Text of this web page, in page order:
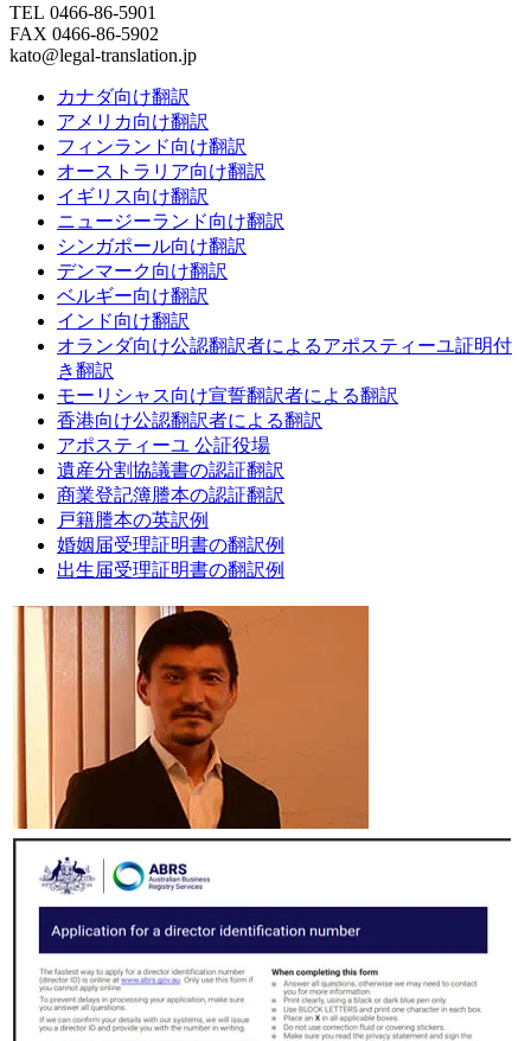
TEL 0466-86-5901
FAX 0466-86-5902
kato@legal-translation.jp
カナダ向け翻訳
アメリカ向け翻訳
フィンランド向け翻訳
オーストラリア向け翻訳
イギリス向け翻訳
ニュージーランド向け翻訳
シンガポール向け翻訳
デンマーク向け翻訳
ベルギー向け翻訳
インド向け翻訳
オランダ向け公認翻訳者によるアポスティーユ証明付
き翻訳
モーリシャス向け宣誓翻訳者による翻訳
香港向け公認翻訳者による翻訳
アポスティーユ 公証役場
遺産分割協議書の認証翻訳
商業登記簿謄本の認証翻訳
戸籍謄本の英訳例
婚姻届受理証明書の翻訳例
出生届受理証明書の翻訳例